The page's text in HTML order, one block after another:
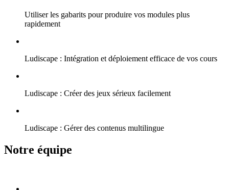
Utiliser les gabarits pour produire vos modules plus
rapidement
Ludiscape : Intégration et déploiement efficace de vos cours
Ludiscape : Créer des jeux sérieux facilement
Ludiscape : Gérer des contenus multilingue
Notre équipe